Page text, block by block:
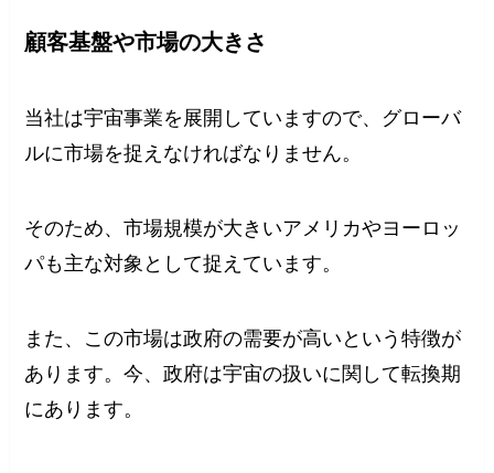
顧客基盤や市場の大きさ
当社は宇宙事業を展開していますので、グローバ
ルに市場を捉えなければなりません。
そのため、市場規模が大きいアメリカやヨーロッ
パも主な対象として捉えています。
また、この市場は政府の需要が高いという特徴が
あります。今、政府は宇宙の扱いに関して転換期
にあります。